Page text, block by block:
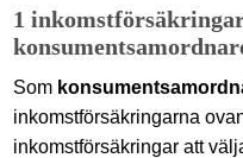
1
Som
inkomstförsäkringarna
inkomstförsäkringar att